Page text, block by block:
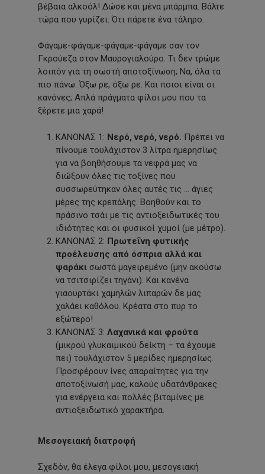
βέβαια αλκοόλ! Δώσε και μένα μπάρμπα. Βάλτε
τώρα που γυρίζει. Ότι πάρετε ένα τάληρο.
Φάγαμε-φάγαμε-φάγαμε-φάγαμε σαν τον
Γκρούεζα στον Μαυρογιαλούρο. Τι δεν τρώμε
λοιπόν για τη σωστή αποτοξίνωση; Να, όλα τα
πιο πάνω. Όξω ρε, όξω ρε. Και ποιοι είναι οι
κανόνες; Απλά πράγματα φίλοι μου που τα
ξέρετε μια χαρά!
ΚΑΝΟΝΑΣ 1: Νερό, νερό, νερό. Πρέπει να
πίνουμε τουλάχιστον 3 λίτρα ημερησίως
για να βοηθήσουμε τα νεφρά μας να
διώξουν όλες τις τοξίνες που
συσσωρεύτηκαν όλες αυτές τις … άγιες
μέρες της κρεπάλης. Βοηθούν και το
πράσινο τσάι με τις αντιοξειδωτικές του
ιδιότητες και οι φυσικοί χυμοί (με μέτρο).
ΚΑΝΟΝΑΣ 2: Πρωτεΐνη φυτικής
προέλευσης από όσπρια αλλά και
ψαράκι σωστά μαγειρεμένο (μην ακούσω
να τσιτσιρίζει τηγάνι). Και κανένα
γιαουρτάκι χαμηλών λιπαρών δε μας
χαλάει καθόλου. Κρέατα στο πυρ το
εξώτερο!
ΚΑΝΟΝΑΣ 3: Λαχανικά και φρούτα
(μικρού γλυκαιμικού δείκτη – τα έχουμε
πει) τουλάχιστον 5 μερίδες ημερησίως.
Προσφέρουν ίνες απαραίτητες για την
αποτοξίνωσή μας, καλούς υδατάνθρακες
για ενέργεια και πολλές βιταμίνες με
αντιοξειδωτικό χαρακτήρα.
Μεσογειακή διατροφή
Σχεδόν, θα έλεγα φίλοι μου, μεσογειακή